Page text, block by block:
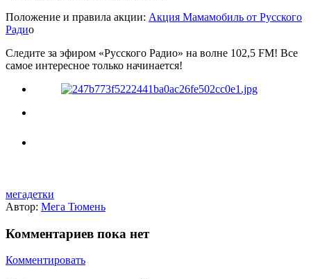
Положение и правила акции: Акция Мамамобиль от Русского
Радио
Следите за эфиром «Русского Радио» на волне 102,5 FM! Все
самое интересное только начинается!
мегадетки
Автор: Мега Тюмень
Комментариев пока нет
Комментировать